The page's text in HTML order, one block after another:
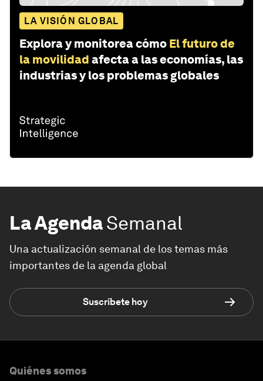
LA VISIÓN GLOBAL
Explora y monitorea cómo El futuro de
la movilidad afecta a las economías, las
industrias y los problemas globales
La AgendaSemanal
Una actualización semanal de los temas más
importantes de la agenda global
Suscríbete hoy
Quiénes somos